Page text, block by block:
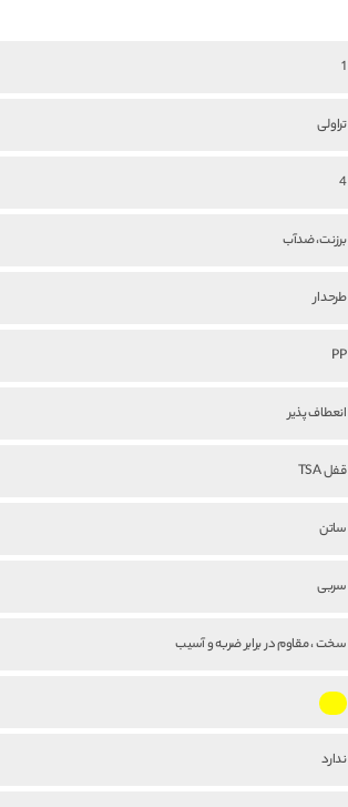
1
تراولی
4
برزنت، ضدآب
طرحدار
PP
انعطاف پذیر
قفل TSA
ساتن
سربی
سخت ، مقاوم در برابر ضربه و آسیب
ندارد